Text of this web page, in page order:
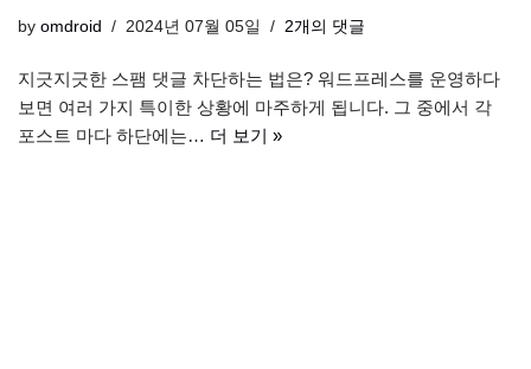
by omdroid 2024년 07월 05일 2개의 댓글
지긋지긋한 스팸 댓글 차단하는 법은? 워드프레스를 운영하다
보면 여러 가지 특이한 상황에 마주하게 됩니다. 그 중에서 각
포스트 마다 하단에는… 더 보기 »